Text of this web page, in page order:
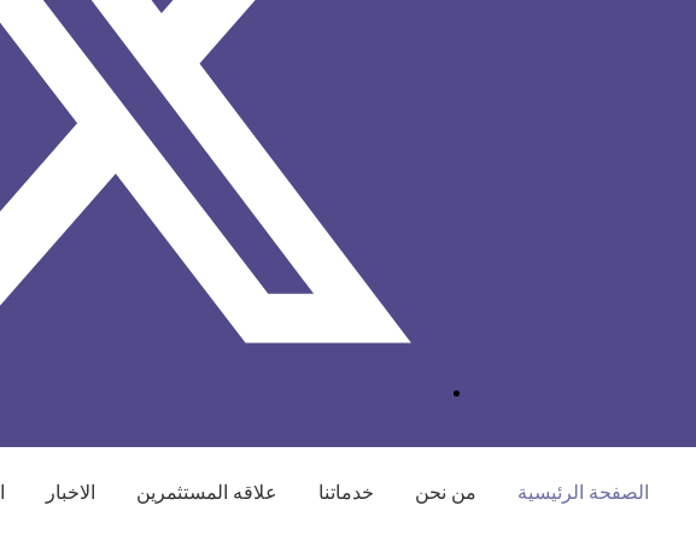
الصفحة الرئيسية من نحن خدماتنا علاقه المستثمرين الاخبار